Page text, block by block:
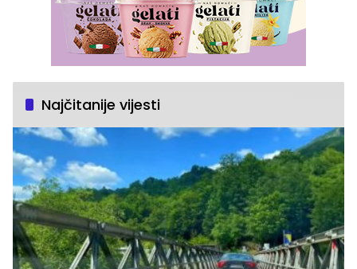
Najčitanije vijesti